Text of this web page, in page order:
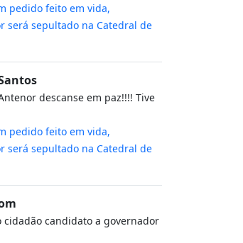
pedido feito em vida,
será sepultado na Catedral de
descanse em paz!!!! Tive
pedido feito em vida,
será sepultado na Catedral de
cidadão candidato a governador